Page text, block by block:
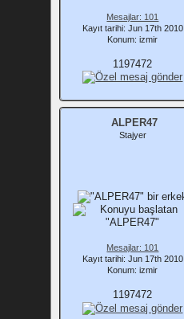
Mesajlar: 101
Kayıt tarihi: Jun 17th 2010
Konum: izmir
1197472
ALPER47
Stajyer
Mesajlar: 101
Kayıt tarihi: Jun 17th 2010
Konum: izmir
1197472